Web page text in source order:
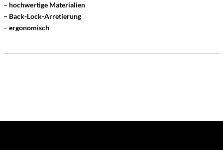
– hochwertige Materialien
– Back-Lock-Arretierung
– ergonomisch